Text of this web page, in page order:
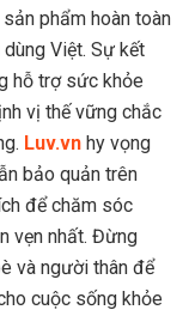
phẩm hoàn toàn
Việt. Sự kết
hỗ trợ sức khỏe
vị thế vững chắc
Luv.vn hy vọng
bảo quản trên
để chăm sóc
vẹn nhất. Đừng
và người thân để
cuộc sống khỏe